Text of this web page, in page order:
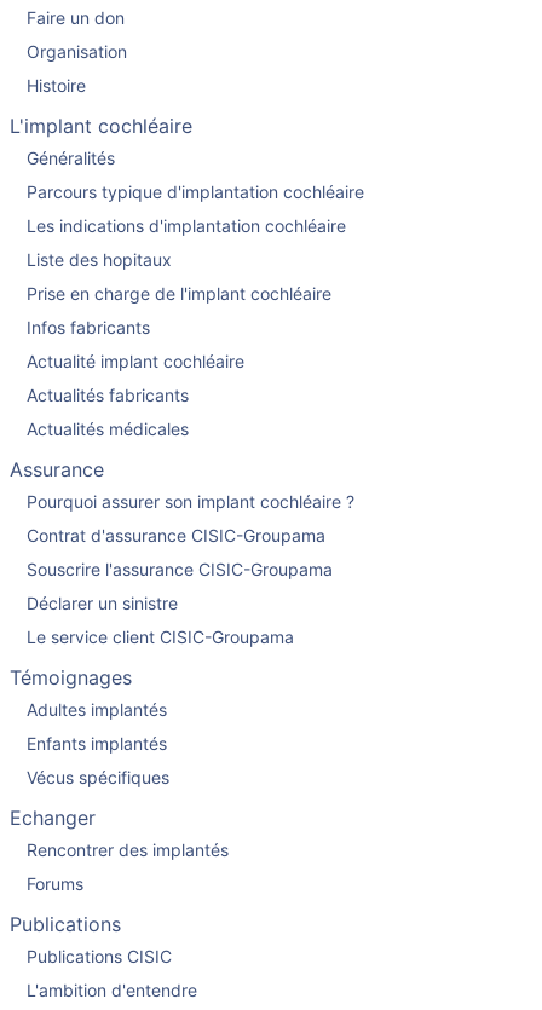
Faire un don
Organisation
Histoire
L'implant cochléaire
Généralités
Parcours typique d'implantation cochléaire
Les indications d'implantation cochléaire
Liste des hopitaux
Prise en charge de l'implant cochléaire
Infos fabricants
Actualité implant cochléaire
Actualités fabricants
Actualités médicales
Assurance
Pourquoi assurer son implant cochléaire ?
Contrat d'assurance CISIC-Groupama
Souscrire l'assurance CISIC-Groupama
Déclarer un sinistre
Le service client CISIC-Groupama
Témoignages
Adultes implantés
Enfants implantés
Vécus spécifiques
Echanger
Rencontrer des implantés
Forums
Publications
Publications CISIC
L'ambition d'entendre